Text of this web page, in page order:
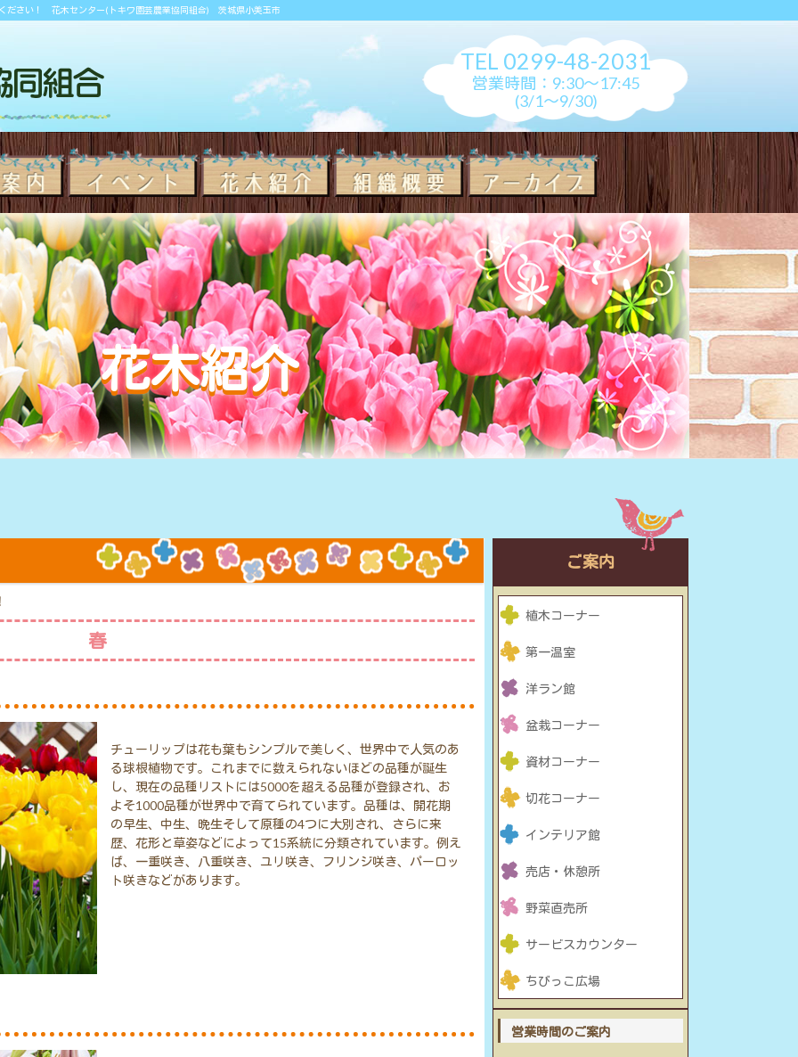
ださい！ 花木センター(トキワ園芸農業協同組合) 茨城県小美玉市
TEL 0299-48-2031
営業時間：9:30～17:45
(3/1～9/30)
花木紹介
春
チューリップは花も葉もシンプルで美しく、世界中で人気のあ
る球根植物です。これまでに数えられないほどの品種が誕生
し、現在の品種リストには5000を超える品種が登録され、お
よそ1000品種が世界中で育てられています。品種は、開花期
の早生、中生、晩生そして原種の4つに大別され、さらに来
歴、花形と草姿などによって15系統に分類されています。例え
ば、一重咲き、八重咲き、ユリ咲き、フリンジ咲き、パーロッ
ト咲きなどがあります。
ご案内
植木コーナー
第一温室
洋ラン館
盆栽コーナー
資材コーナー
切花コーナー
インテリア館
売店・休憩所
野菜直売所
サービスカウンター
ちびっこ広場
営業時間のご案内